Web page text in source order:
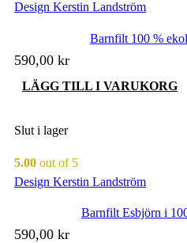
Design Kerstin Landström
Barnfilt 100 %
590,00 kr
LÄGG TILL I VARUKORG
Slut i lager
5.00 out of 5
Design Kerstin Landström
Barnfilt Esbjörn i
590,00 kr